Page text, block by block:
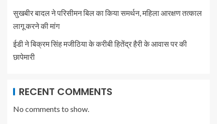
सुखबीर बादल ने परिसीमन बिल का किया समर्थन, महिला आरक्षण तत्काल
लागू करने की मांग
ईडी ने बिक्रम सिंह मजीठिया के करीबी हितेंद्र हैरी के आवास पर की
छापेमारी
RECENT COMMENTS
No comments to show.